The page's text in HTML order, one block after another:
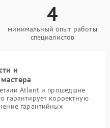
4
минимальный опыт работы
специалистов
и
Atlant и прошедшие
гарантирует корректную
гарантийных